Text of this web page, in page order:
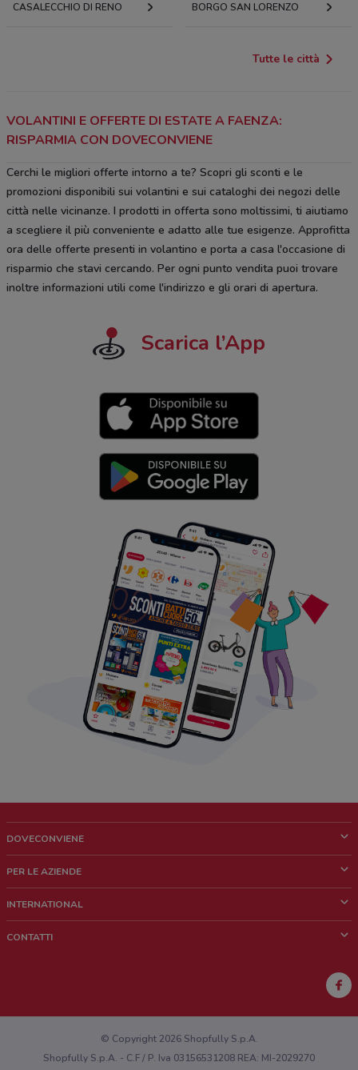
CASALECCHIO DI RENO BORGO SAN LORENZO
Tutte le città
VOLANTINI E OFFERTE DI ESTATE A FAENZA:
RISPARMIA CON DOVECONVIENE
Cerchi le migliori offerte intorno a te? Scopri gli sconti e le
promozioni disponibili sui volantini e sui cataloghi dei negozi delle
città nelle vicinanze. I prodotti in offerta sono moltissimi, ti aiutiamo
a scegliere il più conveniente e adatto alle tue esigenze. Approfitta
ora delle offerte presenti in volantino e porta a casa l'occasione di
risparmio che stavi cercando. Per ogni punto vendita puoi trovare
inoltre informazioni utili come l'indirizzo e gli orari di apertura.
Scarica l’App
DOVECONVIENE
Chi siamo
Lavora con noi
PER LE AZIENDE
Richieste commerciali e marketing
INTERNATIONAL
CONTATTI
Hai un malfunzionamento sul web o sull'app?
© Copyright 2026 Shopfully S.p.A.
Shopfully S.p.A. - C.F / P. Iva 03156531208 REA: MI-2029270